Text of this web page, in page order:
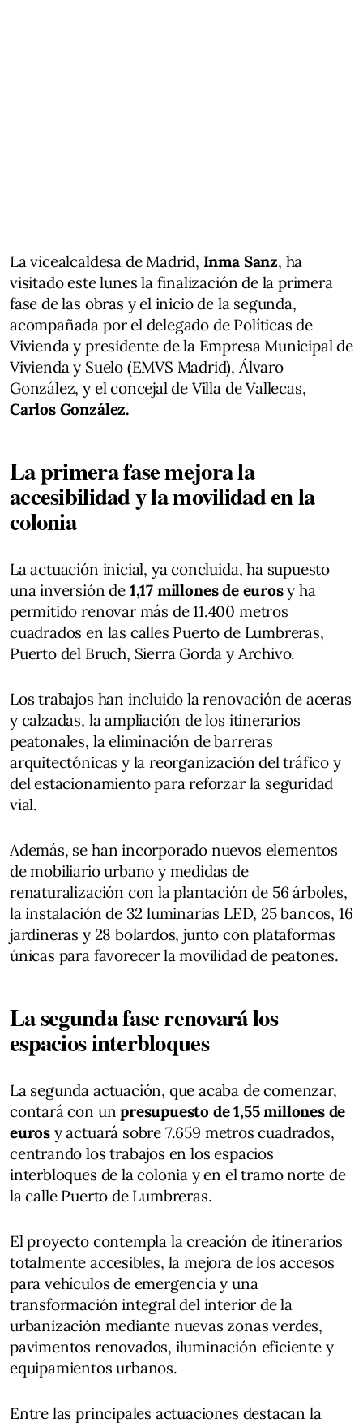
La vicealcaldesa de Madrid, Inma Sanz, ha
visitado este lunes la finalización de la primera
fase de las obras y el inicio de la segunda,
acompañada por el delegado de Políticas de
Vivienda y presidente de la Empresa Municipal de
Vivienda y Suelo (EMVS Madrid), Álvaro
González, y el concejal de Villa de Vallecas,
Carlos González.
La primera fase mejora la
accesibilidad y la movilidad en la
colonia
La actuación inicial, ya concluida, ha supuesto
una inversión de 1,17 millones de eurosy ha
permitido renovar más de 11.400 metros
cuadrados en las calles Puerto de Lumbreras,
Puerto del Bruch, Sierra Gorda y Archivo.
Los trabajos han incluido la renovación de aceras
y calzadas, la ampliación de los itinerarios
peatonales, la eliminación de barreras
arquitectónicas y la reorganización del tráfico y
del estacionamiento para reforzar la seguridad
vial.
Además, se han incorporado nuevos elementos
de mobiliario urbano y medidas de
renaturalización con la plantación de 56 árboles,
la instalación de 32 luminarias LED, 25 bancos, 16
jardineras y 28 bolardos, junto con plataformas
únicas para favorecer la movilidad de peatones.
La segunda fase renovará los
espacios interbloques
La segunda actuación, que acaba de comenzar,
contará con unpresupuesto de 1,55 millones de
euros y actuará sobre 7.659 metros cuadrados,
centrando los trabajos en los espacios
interbloques de la colonia y en el tramo norte de
la calle Puerto de Lumbreras.
El proyecto contempla la creación de itinerarios
totalmente accesibles, la mejora de los accesos
para vehículos de emergencia y una
transformación integral del interior de la
urbanización mediante nuevas zonas verdes,
pavimentos renovados, iluminación eficiente y
equipamientos urbanos.
Entre las principales actuaciones destacan la